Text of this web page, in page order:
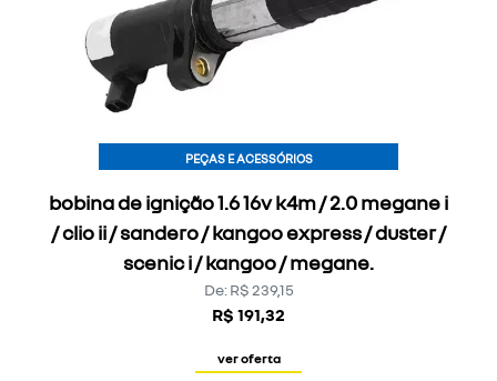
bobina de ignição 1.6 16v k4m / 2.0 megane i
/ clio ii / sandero / kangoo express / duster /
scenic i / kangoo / megane.
PEÇAS E ACESSÓRIOS
De: R$ 239,15
R$ 191,32
ver oferta